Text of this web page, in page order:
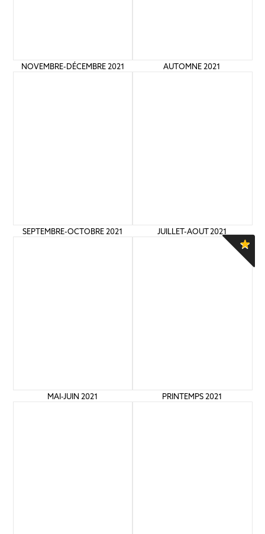
NOVEMBRE-DÉCEMBRE 2021 AUTOMNE 2021
SEPTEMBRE-OCTOBRE 2021 JUILLET-AOUT 2021
MAI-JUIN 2021 PRINTEMPS 2021